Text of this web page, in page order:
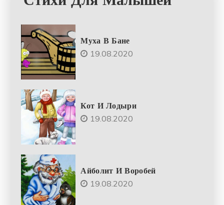
Муха В Бане
19.08.2020
Кот И Лодыри
19.08.2020
Айболит И Воробей
19.08.2020